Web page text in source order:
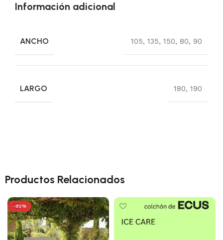
Información adicional
ANCHO 105, 135, 150, 80, 90
LARGO 180, 190
Productos Relacionados
-35%